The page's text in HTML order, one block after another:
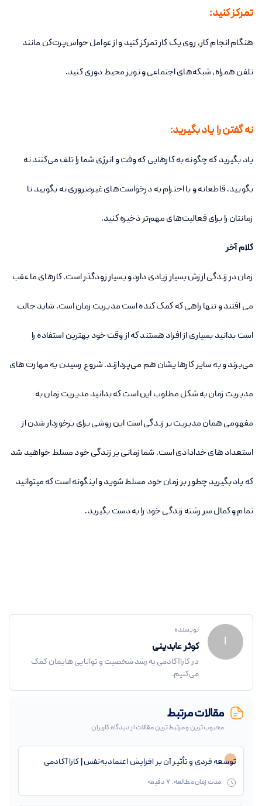
تمرکز کنید:
هنگام انجام کار، روی یک کار تمرکز کنید و از عوامل حواس‌پرت‌کن مانند
تلفن همراه، شبکه‌های اجتماعی و نویز محیط دوری کنید.
نه گفتن را یاد بگیرید:
یاد بگیرید که چگونه به کارهایی که وقت و انرژی شما را تلف می‌کنند نه
بگویید. قاطعانه و با احترام به درخواست‌های غیرضروری نه بگویید تا
زمانتان را برای فعالیت‌های مهم‌تر ذخیره کنید.
کلام آخر
زمان در زندگی ارزش بسیار زیادی دارد و بسیار زودگذر است. کارهای ما عقب
می افتند و تنها راهی که کمک کنده است مدیریت زمان است. شاید جالب
است بدانید بسیاری از افراد هستند که از وقت خود بهترین استفاده را
می‌برند و به سایر کارها یشان هم می‌پردازند. شروع رسیدن به مهارت های
مدیریت زمان به شکل مطلوب این است که بدانید مدیریت زمان به
مفهومی همان مدیریت بر زندگی است این روشی برای برخوردار شدن از
استعداد های خدادادی است. شما زمانی بر زندگی خود مسلط خواهید شد
که یاد بگیرید چطور بر زمان خود مسلط شوید و اینگونه است که میتوانید
تمام و کمال سر رشته زندگی خود را به دست بگیرید.
ا
نویسنده
کوثر عابدینی
در کاراآکادمی به رشد شخصیت و توانایی هایمان کمک
می‌کنیم.
مقالات مرتبط
محبوب ترین و مرتبط ترین مقالات از دیدگاه کاربران
توسعه فردی و تأثیر آن بر افزایش اعتمادبه‌نفس | کارا آکادمی
مدت زمان مطالعه: 7دقیقه